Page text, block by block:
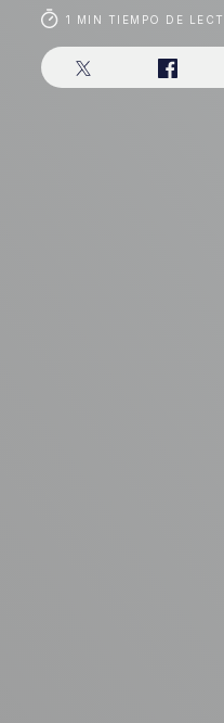
1 MIN TIEMPO DE